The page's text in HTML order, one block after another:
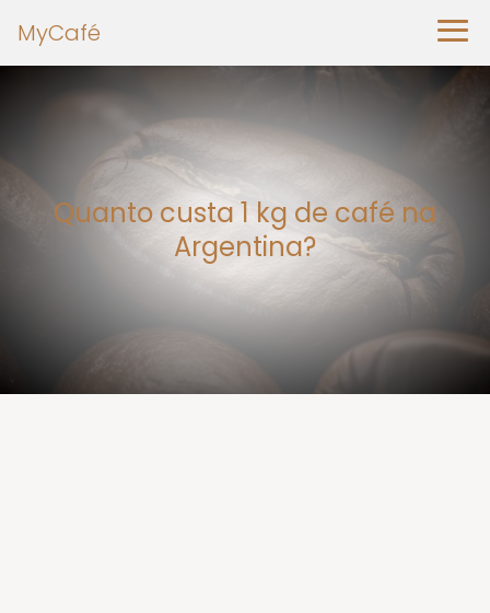
MyCafé
Quanto custa 1 kg de café na
Argentina?